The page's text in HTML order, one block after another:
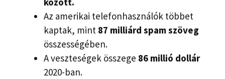
Az amerikai telefonhasználók többet
kaptak, mint 87 milliárd spam szöveg
összességében.
A veszteségek összege 86 millió dollár
2020-ban.